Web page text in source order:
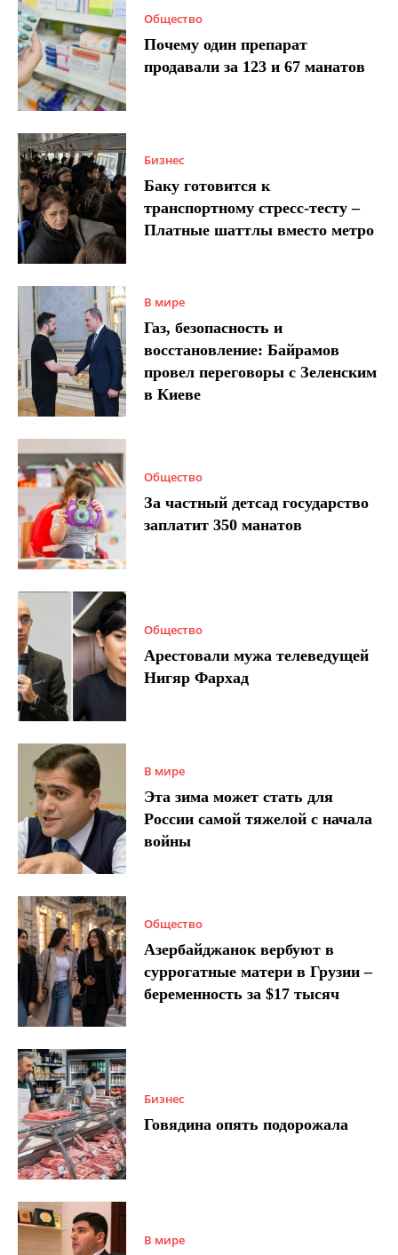
Общество
Почему один препарат
продавали за 123 и 67 манатов
Бизнес
Баку готовится к
транспортному стресс-тесту –
Платные шаттлы вместо метро
В мире
Газ, безопасность и
восстановление: Байрамов
провел переговоры с Зеленским
в Киеве
Общество
За частный детсад государство
заплатит 350 манатов
Общество
Арестовали мужа телеведущей
Нигяр Фархад
В мире
Эта зима может стать для
России самой тяжелой с начала
войны
Общество
Азербайджанок вербуют в
суррогатные матери в Грузии –
беременность за $17 тысяч
Бизнес
Говядина опять подорожала
В мире